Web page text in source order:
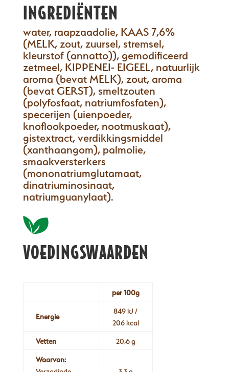
INGREDIËNTEN
water, raapzaadolie, KAAS 7,6%
(MELK, zout, zuursel, stremsel,
kleurstof (annatto)), gemodificeerd
zetmeel, KIPPENEI- EIGEEL, natuurlijk
aroma (bevat MELK), zout, aroma
(bevat GERST), smeltzouten
(polyfosfaat, natriumfosfaten),
specerijen (uienpoeder,
knoflookpoeder, nootmuskaat),
gistextract, verdikkingsmiddel
(xanthaangom), palmolie,
smaakversterkers
(mononatriumglutamaat,
dinatriuminosinaat,
natriumguanylaat).
VOEDINGSWAARDEN
per 100g
Energie
849 kJ /
206 kcal
Vetten
20,6 g
Waarvan: